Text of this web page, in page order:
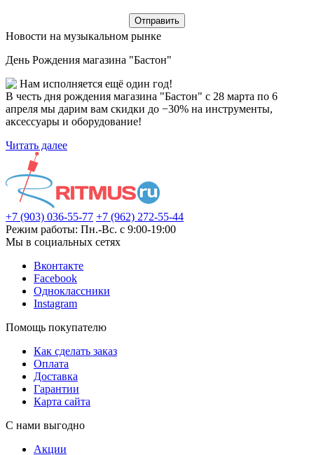
Новости на музыкальном рынке
День Рождения магазина "Бастон"
Нам исполняется ещё один год!
В честь дня рождения магазина "Бастон" с 28 марта по 6
апреля мы дарим вам скидки до −30% на инструменты,
аксессуары и оборудование!
Читать далее
+7 (903) 036-55-77 +7 (962) 272-55-44
Режим работы: Пн.-Вс. с 9:00-19:00
Мы в социальных сетях
Вконтакте
Facebook
Одноклассники
Instagram
Помощь покупателю
Как сделать заказ
Оплата
Доставка
Гарантии
Карта сайта
С нами выгодно
Акции